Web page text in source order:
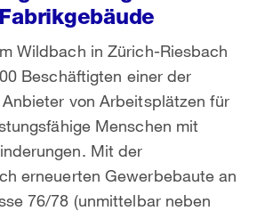
Wildbach in Zürich-Riesbach
Beschäftigten einer der
von Arbeitsplätzen für
Menschen mit
Mit der
erneuerten Gewerbebaute an
76/78 (unmittelbar neben